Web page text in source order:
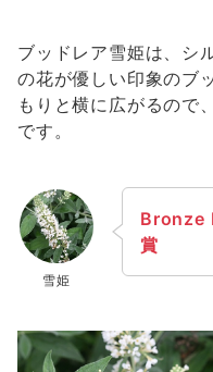
ブッドレア雪姫は、シ
の花が優しい印象のブ
もりと横に広がるので
です。
雪姫
Bronze
賞